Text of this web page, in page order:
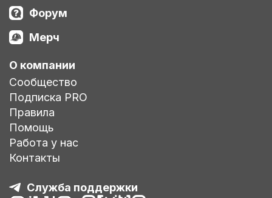
Форум
Мерч
О компании
Сообщество
Подписка PRO
Правила
Помощь
Работа у нас
Контакты
Служба поддержки